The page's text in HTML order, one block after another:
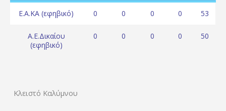
Ε.Α.ΚΑ (εφηβικό) 0 0 0 0 53
Α.Ε.Δικαίου
(εφηβικό)
0 0 0 0 50
Κλειστό Καλύμνου